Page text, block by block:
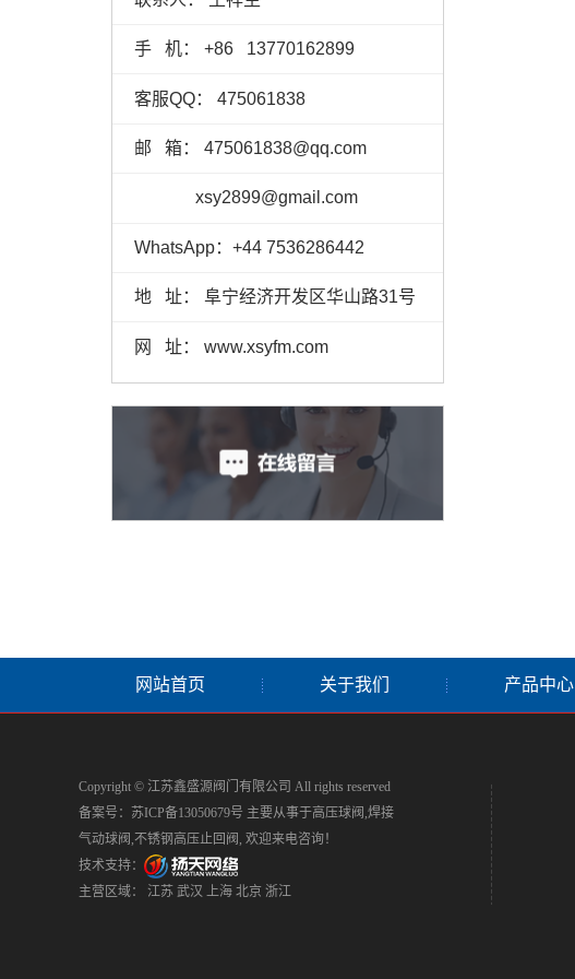
手 机： +86 13770162899
客服QQ： 475061838
邮 箱： 475061838@qq.com
xsy2899@gmail.com
WhatsApp：+44 7536286442
地 址： 阜宁经济开发区华山路31号
网 址： www.xsyfm.com
网站首页 关于我们 产品中心
Copyright © 江苏鑫盛源阀门有限公司 All rights reserved
备案号： 苏ICP备13050679号 主要从事于高压球阀 焊接
气动球阀 不锈钢高压止回阀 , 欢迎来电咨询！
技术支持：
主营区域： 江苏 武汉 上海 北京 浙江